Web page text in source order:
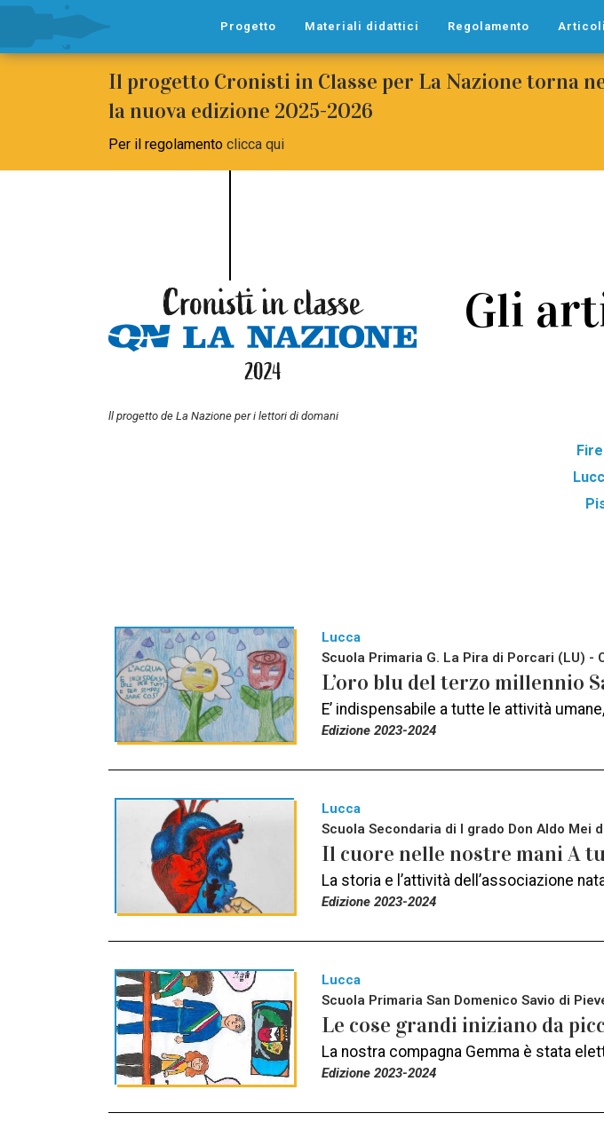
Progetto Materiali didattici Regolamento Articoli
Il progetto Cronisti in Classe per La Nazione torna
la nuova edizione 2025-2026
Per il regolamento clicca qui
ll progetto de La Nazione per i lettori di domani
Gli
Lucca
Scuola Primaria G. La Pira di Porcari (LU) -
L’oro blu del terzo millennio
E’ indispensabile a tutte le attività
Edizione 2023-2024
Lucca
Scuola Secondaria di I grado Don Aldo Mei
Il cuore nelle nostre mani A
La storia e l’attività dell’associazione
Edizione 2023-2024
Lucca
Scuola Primaria San Domenico Savio di
Le cose grandi iniziano da
La nostra compagna Gemma è stata
Edizione 2023-2024